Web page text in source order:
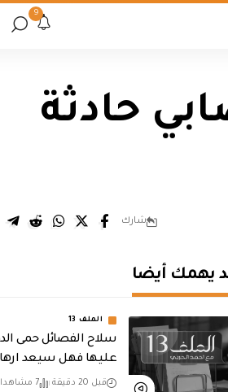
9
حادثة
شارك
يهمك أيضا
الملف 13
سلاح الفصائل حمى
عليها فهل سيعد
قبل 20 دقيقة 7 مشاهدات